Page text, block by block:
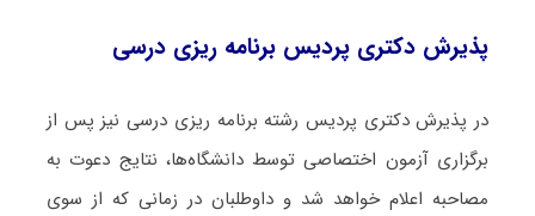
پذیرش دکتری پردیس برنامه ‌ریزی درسی
در پذیرش دکتری پردیس رشته برنامه ‌ریزی درسی نیز پس از
برگزاری آزمون اختصاصی توسط دانشگاه‌ها، نتایج دعوت به
مصاحبه اعلام خواهد شد و داوطلبان در زمانی که از سوی